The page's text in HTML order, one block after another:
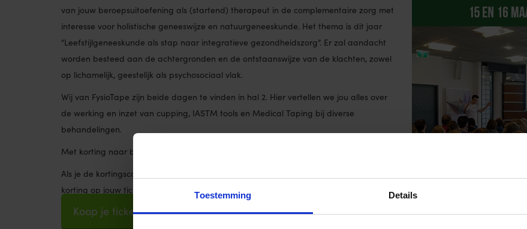
Toestemming Details
van jouw beroepsuitoefening als (startend) therapeut in de complementaire zorg met
interesse voor holistische geneeswijze en natuurgeneeskunde. Het thema is dit jaar
“Leefstijlgeneeskunde als stap naar integratieve gezondheidszorg”. Er zal aandacht
worden besteed aan de achtergronden en de ontstaanswijze van de klachten, zowel
op lichamelijk, geestelijk als psychosociaal vlak.
Wij van FysioTape zijn beide dagen te vinden in hal 2. Hier vertellen we jou alles over
de werking en inzet van cupping, IASTM tools en Medical Taping bij diverse
behandelingen.
Met korting naar binnen?
Als je de kortingscode “
korting op jouw ticket.
Koop je tickets hier »